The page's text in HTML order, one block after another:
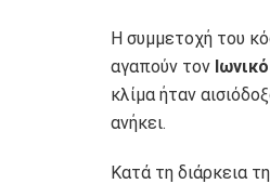
Η συμμετοχή του
αγαπούν τον Ιωνικό
κλίμα ήταν
ανήκει.
Κατά τη διάρκεια